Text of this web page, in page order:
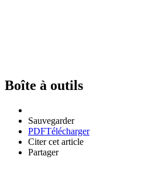
Boîte à outils
Sauvegarder
PDFTélécharger
Citer cet article
Partager